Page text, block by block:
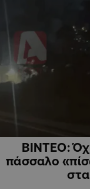
ΒΙΝΤΕΟ:
πάσσαλο